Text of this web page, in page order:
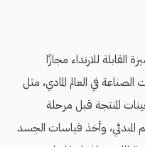
القابلة للارتداء مجازًا
في العالم المادي، مثل
المنتجة قبل مرحلة
المبدئي، وأخذ قياسات الجسد